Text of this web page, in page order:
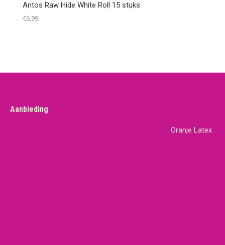
Antos Raw Hide White Roll 15 stuks
€6,99
Aanbieding
Oranje Latex